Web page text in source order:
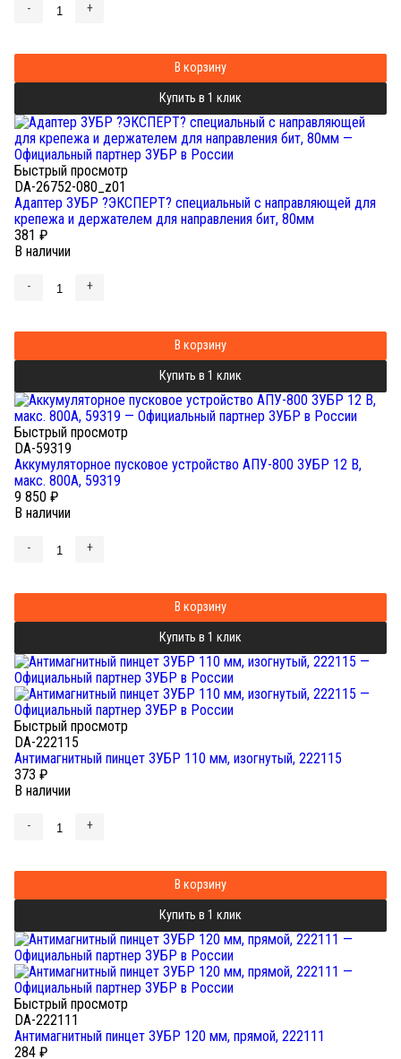
- +
В корзину
Купить в 1 клик
Быстрый просмотр
DA-26752-080_z01
Адаптер ЗУБР ?ЭКСПЕРТ? специальный с направляющей для
крепежа и держателем для направления бит, 80мм
381 ₽
В наличии
- +
В корзину
Купить в 1 клик
Быстрый просмотр
DA-59319
Аккумуляторное пусковое устройство АПУ-800 ЗУБР 12 В,
макс. 800А, 59319
9 850 ₽
В наличии
- +
В корзину
Купить в 1 клик
Быстрый просмотр
DA-222115
Антимагнитный пинцет ЗУБР 110 мм, изогнутый, 222115
373 ₽
В наличии
- +
В корзину
Купить в 1 клик
Быстрый просмотр
DA-222111
Антимагнитный пинцет ЗУБР 120 мм, прямой, 222111
284 ₽